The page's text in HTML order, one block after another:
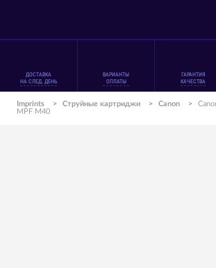
ДОСТАВКА
НА СЛЕД. ДЕНЬ
ВАРИАНТЫ
ОПЛАТЫ
ГАРАНТИЯ
КАЧЕСТВА
Imprints > Струйные картриджи > Canon >
MPF M40